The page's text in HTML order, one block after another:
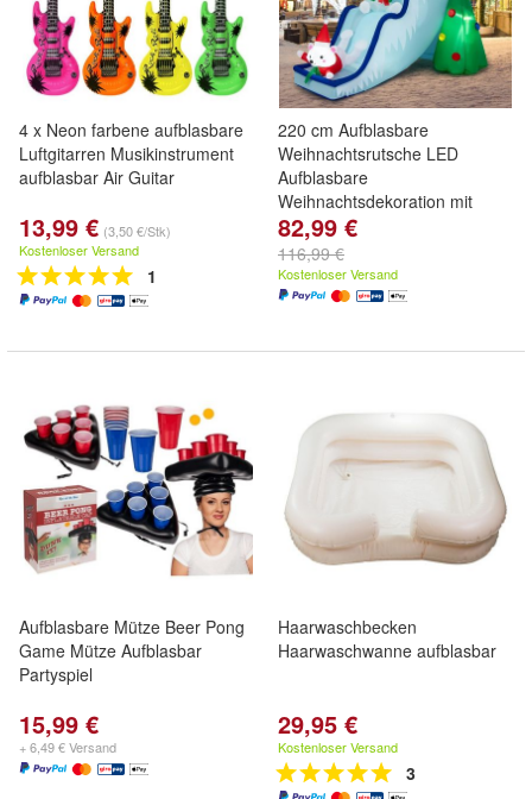
4 x Neon farbene aufblasbare
Luftgitarren Musikinstrument
aufblasbar Air Guitar
13,99 € (3,50 €/Stk)
Kostenloser Versand
1
220 cm Aufblasbare
Weihnachtsrutsche LED
Aufblasbare
Weihnachtsdekoration mit
Gebläse
82,99 €
116,99 €
Kostenloser Versand
Aufblasbare Mütze Beer Pong
Game Mütze Aufblasbar
Partyspiel
15,99 €
+ 6,49 € Versand
Haarwaschbecken
Haarwaschwanne aufblasbar
29,95 €
Kostenloser Versand
3